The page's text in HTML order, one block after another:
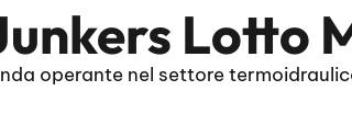
Lotto
operante nel settore